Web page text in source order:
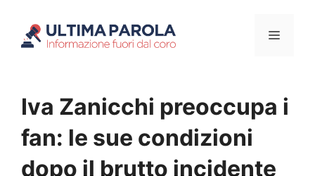
Menu
Iva Zanicchi preoccupa i
fan: le sue condizioni
dopo il brutto incidente